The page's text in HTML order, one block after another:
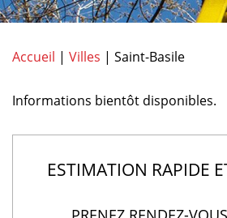
Accueil | Villes | Saint-Basile
Informations bientôt disponibles.
ESTIMATION RAPIDE